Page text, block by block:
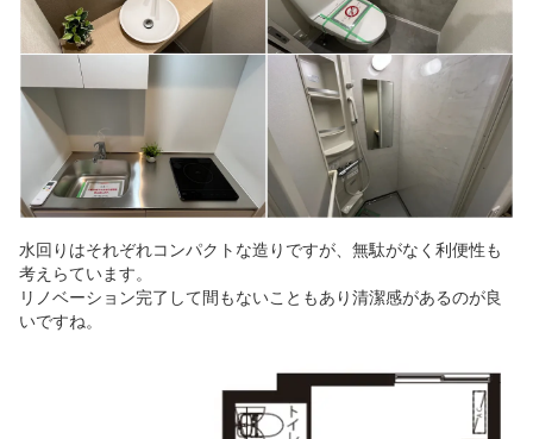
水回りはそれぞれコンパクトな造りですが、無駄がなく利便性も
考えらています。
リノベーション完了して間もないこともあり清潔感があるのが良
いですね。